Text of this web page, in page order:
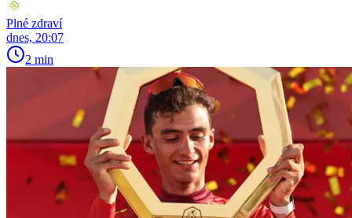
Plné zdraví
dnes, 20:07
2 min